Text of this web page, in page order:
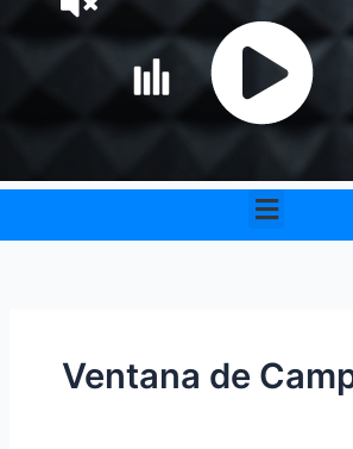
Menu
Ventana de